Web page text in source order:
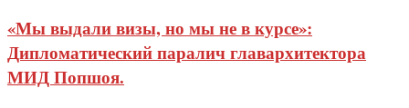
«Мы выдали визы, но мы не в курсе»:
Дипломатический паралич главархитектора
МИД Попшоя.